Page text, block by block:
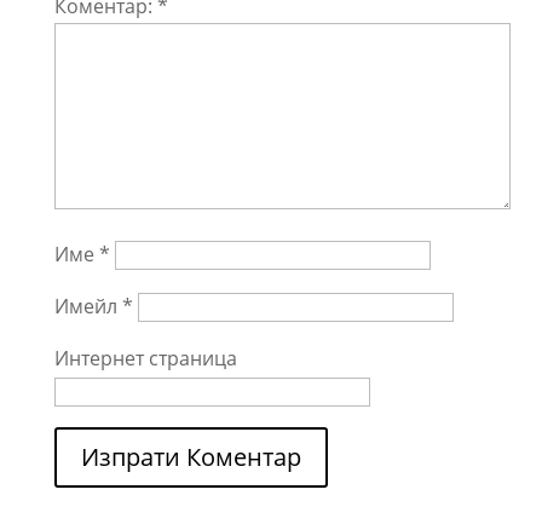
Коментар: *
Име *
Имейл *
Интернет страница